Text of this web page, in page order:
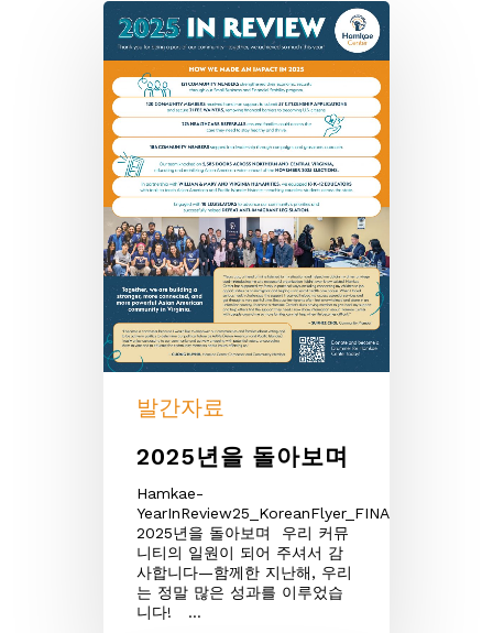
발간자료
2025년을 돌아보며
Hamkae-
YearInReview25_KoreanFlyer_FINALDownload
2025년을 돌아보며 우리 커뮤
니티의 일원이 되어 주셔서 감
사합니다—함께한 지난해, 우리
는 정말 많은 성과를 이루었습
니다! …